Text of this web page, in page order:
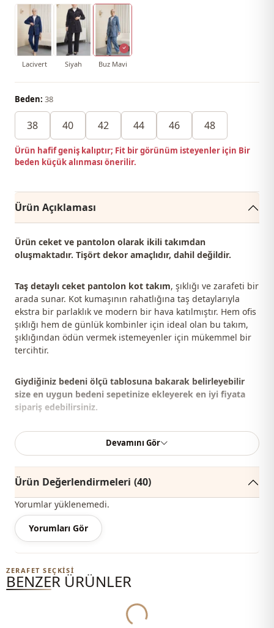
Lacivert Siyah Buz Mavi
Beden: 38
38 40 42 44 46 48
Ürün hafif geniş kalıptır; Fit bir görünüm isteyenler için Bir
beden küçük alınması önerilir.
Ürün Açıklaması
Ürün ceket ve pantolon olarak ikili takımdan
oluşmaktadır. Tişört dekor amaçlıdır, dahil değildir.
Taş detaylı ceket pantolon kot takım, şıklığı ve zarafeti bir
arada sunar. Kot kumaşının rahatlığına taş detaylarıyla
ekstra bir parlaklık ve modern bir hava katılmıştır. Hem ofis
şıklığı hem de günlük kombinler için ideal olan bu takım,
şıklığından ödün vermek istemeyenler için mükemmel bir
tercihtir.
Giydiğiniz bedeni ölçü tablosuna bakarak belirleyebilir
size en uygun bedeni sepetinize ekleyerek en iyi fiyata
sipariş edebilirsiniz.
Ürün hafif geniş kalıptır;Fit bir görünüm isteyenler için
Bir beden küçük alınması tavsiye edilir.
%70 Pamuk , %30 Polyester
Yaka
Mevsi̇m
Kumaş Denim
Takım
Devamını Gör
Ürün Değerlendirmeleri (40)
Yorumlar yüklenemedi.
Yorumları Gör
ZERAFET SEÇKISI
BENZER ÜRÜNLER
Yukleniyor...